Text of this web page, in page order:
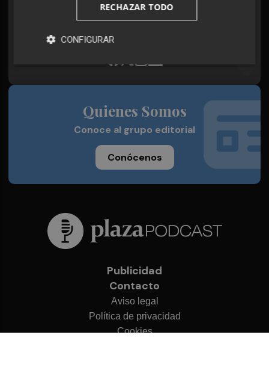
Síguenos en redes
Quienes Somos
Conoce al grupo editorial
Conócenos
Publicidad
Contacto
Aviso legal
Política de privacidad
Cookies
RECHAZAR TODO
CONFIGURAR